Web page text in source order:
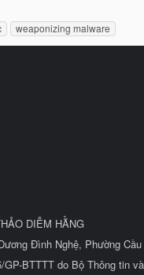
weaponizing malware
DIỄM HẰNG
Đình Nghệ, Phường
BTTTT do Bộ Thông tin